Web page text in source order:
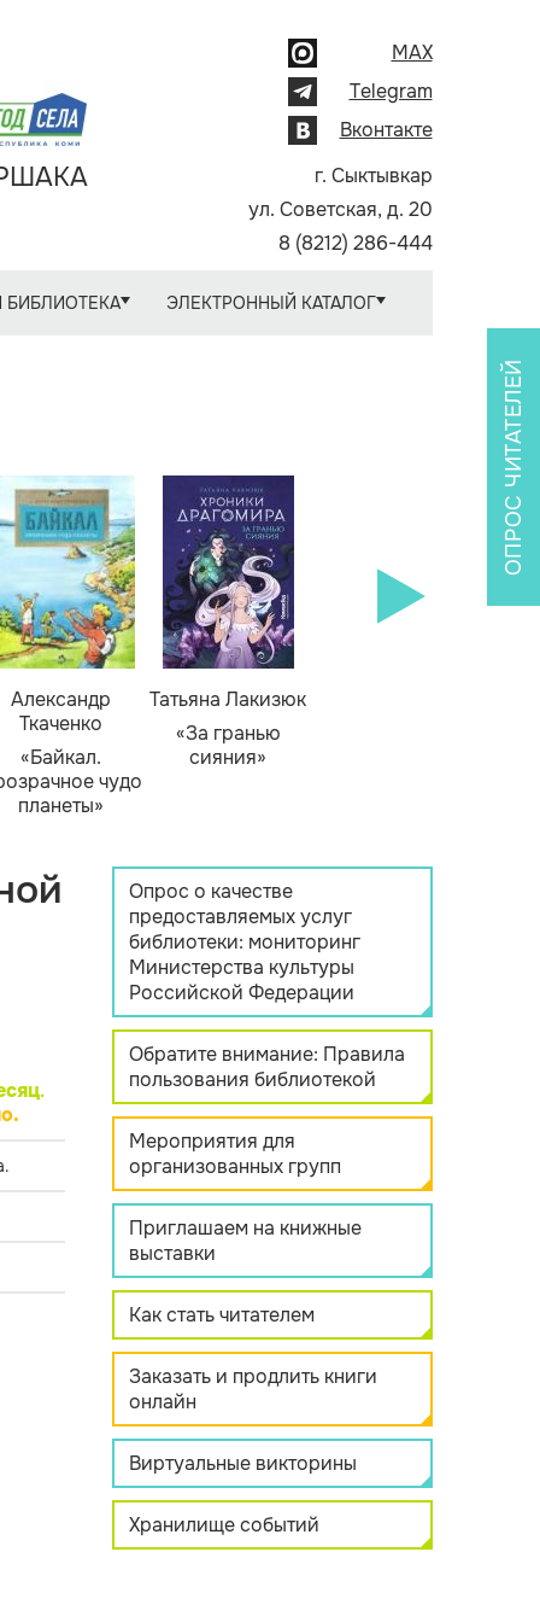
MAX
Telegram
Вконтакте
г. Сыктывкар
ул. Советская, д. 20
8 (8212) 286-444
БИБЛИОТЕКА ЭЛЕКТРОННЫЙ КАТАЛОГ
Александр
Ткаченко
«Байкал.
чудо
планеты»
Татьяна Лакизюк
«За гранью
сияния»
.
ОПРОС ЧИТАТЕЛЕЙ
Опрос о качестве
предоставляемых услуг
библиотеки: мониторинг
Министерства культуры
Российской Федерации
Обратите внимание: Правила
пользования библиотекой
Мероприятия для
организованных групп
Приглашаем на книжные
выставки
Как стать читателем
Заказать и продлить книги
онлайн
Виртуальные викторины
Хранилище событий